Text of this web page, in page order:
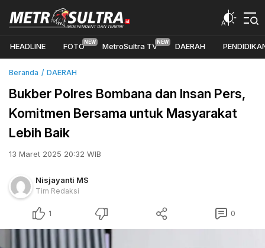
HEADLINE FOTO MetroSultra TV DAERAH
Beranda DAERAH
Bukber Polres Bombana dan Insan Pers,
Komitmen Bersama untuk Masyarakat
Lebih Baik
13 Maret 2025 20:32 WIB
Nisjayanti MS
Tim Redaksi
1 0